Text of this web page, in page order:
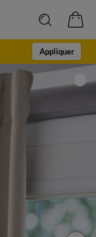
Appliquer